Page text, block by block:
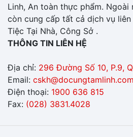
Linh, An toàn thực phẩm. Ngoài
còn cung cấp tất cả dịch vụ liên
Tiệc Tại Nhà, Công Sở .
THÔNG TIN LIÊN HỆ
Địa chỉ: 296 Đường Số 10, P.9,
Email:
Điện thoại: 1900 636 815
Fax: (028) 3831.4028